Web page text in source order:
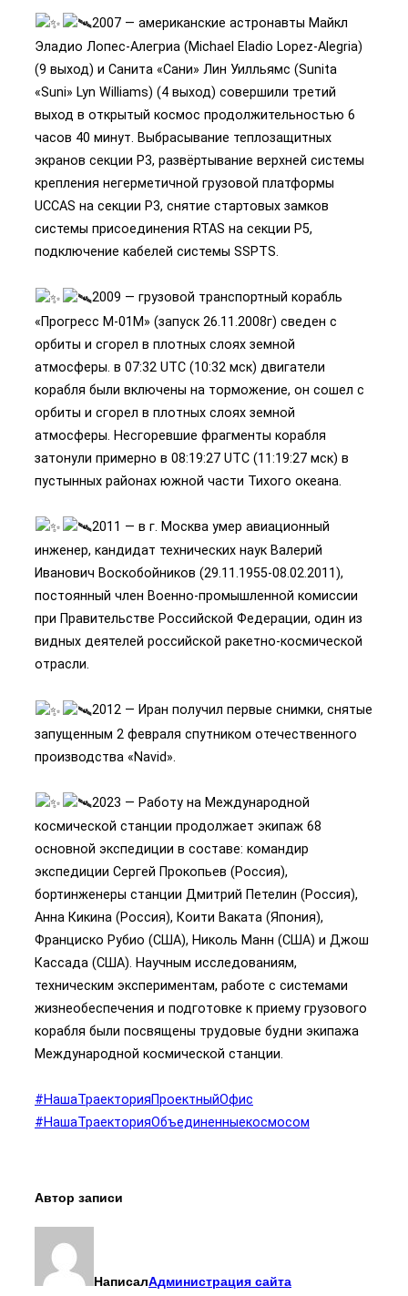
2007 — американские астронавты Майкл
Эладио Лопес-Алегриа (Michael Eladio Lopez-Alegria)
(9 выход) и Санита «Сани» Лин Уилльямс (Sunita
«Suni» Lyn Williams) (4 выход) совершили третий
выход в открытый космос продолжительностью 6
часов 40 минут. Выбрасывание теплозащитных
экранов секции P3, развёртывание верхней системы
крепления негерметичной грузовой платформы
UCCAS на секции P3, снятие стартовых замков
системы присоединения RTAS на секции P5,
подключение кабелей системы SSPTS.
2009 — грузовой транспортный корабль
«Прогресс М-01М» (запуск 26.11.2008г) сведен с
орбиты и сгорел в плотных слоях земной
атмосферы. в 07:32 UTC (10:32 мск) двигатели
корабля были включены на торможение, он сошел с
орбиты и сгорел в плотных слоях земной
атмосферы. Несгоревшие фрагменты корабля
затонули примерно в 08:19:27 UTC (11:19:27 мск) в
пустынных районах южной части Тихого океана.
2011 — в г. Москва умер авиационный
инженер, кандидат технических наук Валерий
Иванович Воскобойников (29.11.1955-08.02.2011),
постоянный член Военно-промышленной комиссии
при Правительстве Российской Федерации, один из
видных деятелей российской ракетно-космической
отрасли.
2012 — Иран получил первые снимки, снятые
запущенным 2 февраля спутником отечественного
производства «Navid».
2023 — Работу на Международной
космической станции продолжает экипаж 68
основной экспедиции в составе: командир
экспедиции Сергей Прокопьев (Россия),
бортинженеры станции Дмитрий Петелин (Россия),
Анна Кикина (Россия), Коити Ваката (Япония),
Франциско Рубио (США), Николь Манн (США) и Джош
Кассада (США). Научным исследованиям,
техническим экспериментам, работе с системами
жизнеобеспечения и подготовке к приему грузового
корабля были посвящены трудовые будни экипажа
Международной космической станции.
#НашаТраекторияПроектныйОфис
#НашаТраекторияОбъединенныекосмосом
Автор записи
НаписалАдминистрация сайта